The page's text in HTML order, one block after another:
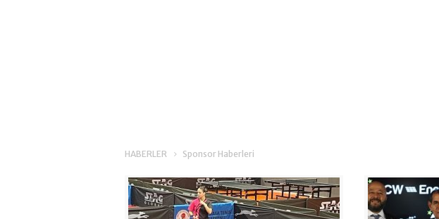
HABERLER Sponsor Haberleri